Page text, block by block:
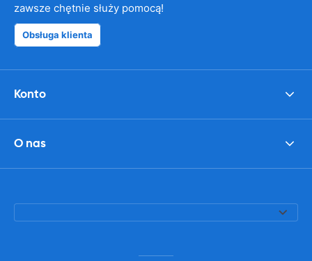
zawsze chętnie służy pomocą!
Obsługa klienta
Konto
O nas